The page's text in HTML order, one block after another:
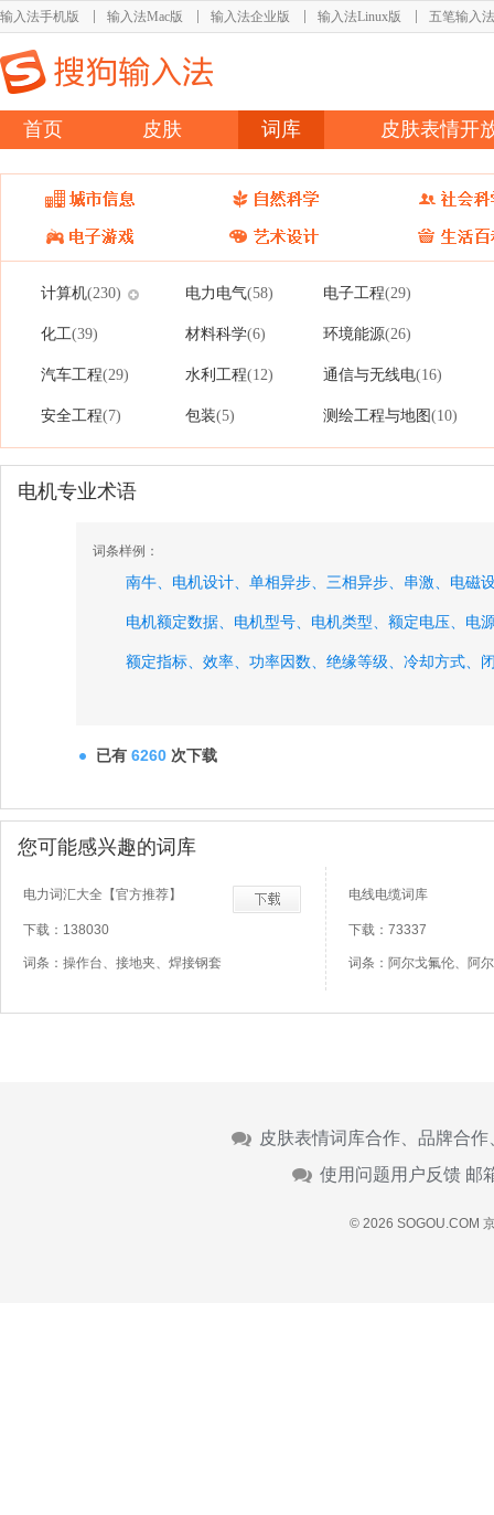
输入法手机版 输入法Mac版 输入法企业版 输入法Linux版 五笔输入法
首页 皮肤 词库 皮肤表情开
计算机(230) 电力电气(58) 电子工程(29)
化工(39) 材料科学(6) 环境能源(26)
汽车工程(29) 水利工程(12) 通信与无线电(16)
安全工程(7) 包装(5) 测绘工程与地图(10)
电机专业术语
词条样例：
南牛、 电机设计、 单相异步、 三相异步、 串激、 电磁
电机额定数据、 电机型号、 电机类型、 额定电压、 电
额定指标、 效率、 功率因数、 绝缘等级、 冷却方式、
已有 6260 次下载
您可能感兴趣的词库
电力词汇大全【官方推荐】
下载：138030
词条：操作台、接地夹、焊接钢套
电线电缆词库
下载：73337
词条：阿尔戈氟伦、阿
皮肤表情词库合作、品牌合
使用问题用户反馈 邮
© 2026 SOGOU.COM